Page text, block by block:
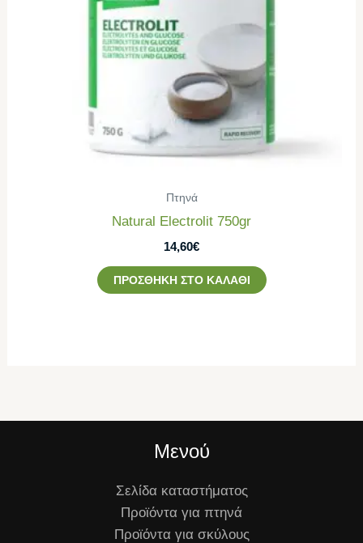
Πτηνά
Natural Electrolit 750gr
14,60€
ΠΡΟΣΘΉΚΗ ΣΤΟ ΚΑΛΆΘΙ
Μενού
Σελίδα καταστήματος
Προϊόντα για πτηνά
Προϊόντα για σκύλους